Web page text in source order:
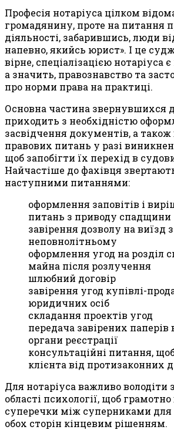
Професія нотаріуса цілком
громадянину, проте на питання
діяльності, забарившись, люди
напевно, якийсь юрист». І це
вірне, спеціалізацією нотаріуса
а значить, правознавство та
про норми права на практиці.
Основна частина звернувшихся
приходить з необхідністю
засвідчення документів, а
правових питань у разі
щоб запобігти їх перехід в
Найчастіше до фахівця
наступними питаннями:
оформлення заповітів і
питань з приводу спадщини
завірення дозволу на виїзд
неповнолітньому
оформлення угод на розділ
майна після розлучення
шлюбний договір
завірення угод купівлі-
юридичних осіб
складання проектів угод
передача завірених паперів
органи реєстрації
консультаційні питання,
клієнта від протизаконних
Для нотаріуса важливо володіти
області психології, щоб
суперечки між суперниками для
обох сторін кінцевим рішенням.